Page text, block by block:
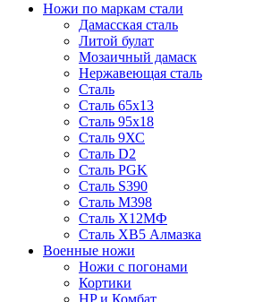
Ножи по маркам стали
Дамасская сталь
Литой булат
Мозаичный дамаск
Нержавеющая сталь
Сталь
Сталь 65х13
Сталь 95х18
Сталь 9ХС
Сталь D2
Сталь PGK
Сталь S390
Сталь M398
Сталь Х12МФ
Сталь ХВ5 Алмазка
Военные ножи
Ножи с погонами
Кортики
HP и Комбат